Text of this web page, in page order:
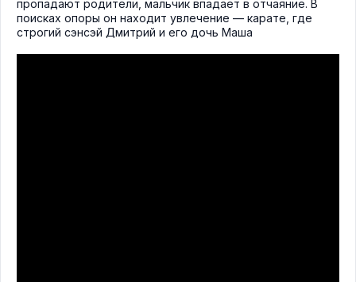
пропадают родители, мальчик впадает в отчаяние. В
поисках опоры он находит увлечение — карате, где
строгий сэнсэй Дмитрий и его дочь Маша